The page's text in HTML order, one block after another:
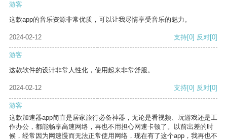
游客
这款app的音乐资源非常优质，可以让我尽情享受音乐的魅力。
2024-02-12 支持[0] 反对[0]
游客
这款软件的设计非常人性化，使用起来非常舒服。
2024-02-12 支持[0] 反对[0]
游客
这款加速器app简直是居家旅行必备神器，无论是看视频、玩游戏还是工
作办公，都能畅享高速网络，再也不用担心网速卡顿了。以前出差的时
候，经常因为网速慢而无法正常使用网络，现在有了这个app，我再也不